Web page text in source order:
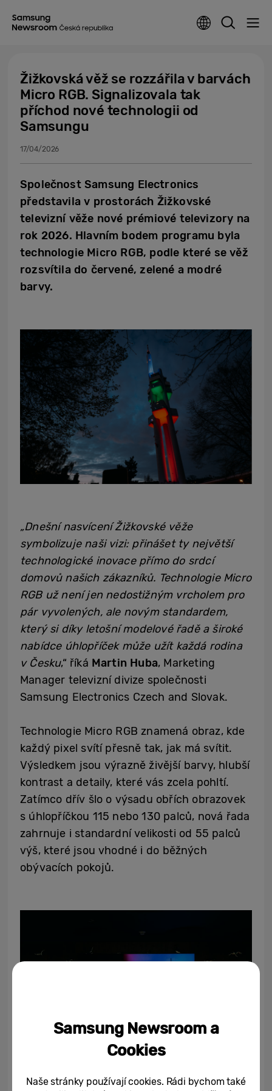
Žižkovská věž se rozzářila v barvách
Micro RGB. Signalizovala tak
příchod nové technologii od
Samsungu
17/04/2026
Společnost Samsung Electronics
představila v prostorách Žižkovské
televizní věže nové prémiové televizory na
rok 2026. Hlavním bodem programu byla
technologie Micro RGB, podle které se věž
rozsvítila do červené, zelené a modré
barvy.
„Dnešní nasvícení Žižkovské věže
symbolizuje naši vizi: přinášet ty největší
technologické inovace přímo do srdcí
domovů našich zákazníků. Technologie Micro
RGB už není jen nedostižným vrcholem pro
pár vyvolených, ale novým standardem,
který si díky letošní modelové řadě a široké
nabídce úhlopříček může užít každá rodina
v Česku,“ říká Martin Huba, Marketing
Manager televizní divize společnosti
Samsung Electronics Czech and Slovak.
Technologie Micro RGB znamená obraz, kde
každý pixel svítí přesně tak, jak má svítit.
Výsledkem jsou výrazně živější barvy, hlubší
kontrast a detaily, které vás zcela pohltí.
Zatímco dřív šlo o výsadu obřích obrazovek
s úhlopříčkou 115 nebo 130 palců, nová řada
zahrnuje i standardní velikosti od 55 palců
výš, které jsou vhodné i do běžných
obývacích pokojů.
Samsung Newsroom a
Cookies
Naše stránky používají cookies. Rádi bychom také